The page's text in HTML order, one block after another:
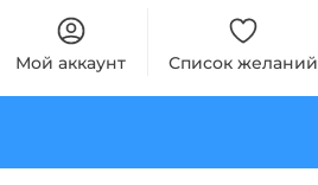
Мой аккаунт Список желаний